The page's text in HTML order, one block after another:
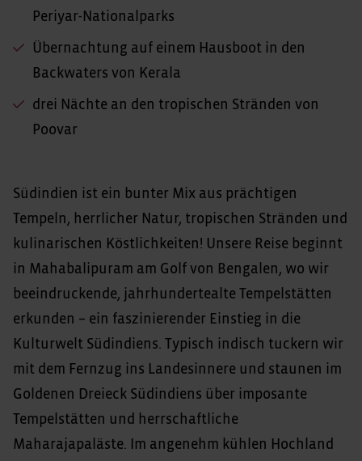
Periyar-Nationalparks
Übernachtung auf einem Hausboot in den
Backwaters von Kerala
drei Nächte an den tropischen Stränden von
Poovar
Südindien ist ein bunter Mix aus prächtigen
Tempeln, herrlicher Natur, tropischen Stränden und
kulinarischen Köstlichkeiten! Unsere Reise beginnt
in Mahabalipuram am Golf von Bengalen, wo wir
beeindruckende, jahrhundertealte Tempelstätten
erkunden – ein faszinierender Einstieg in die
Kulturwelt Südindiens. Typisch indisch tuckern wir
mit dem Fernzug ins Landesinnere und staunen im
Goldenen Dreieck Südindiens über imposante
Tempelstätten und herrschaftliche
Maharajapaläste. Im angenehm kühlen Hochland